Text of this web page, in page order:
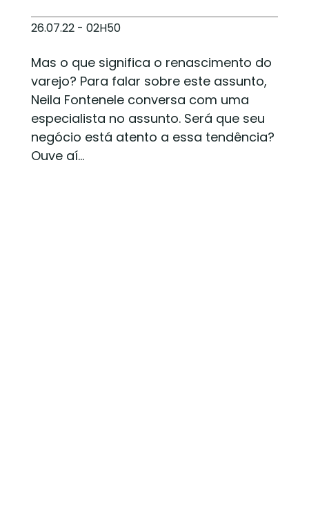
26.07.22 - 02H50
Mas o que significa o renascimento do
varejo? Para falar sobre este assunto,
Neila Fontenele conversa com uma
especialista no assunto. Será que seu
negócio está atento a essa tendência?
Ouve aí…